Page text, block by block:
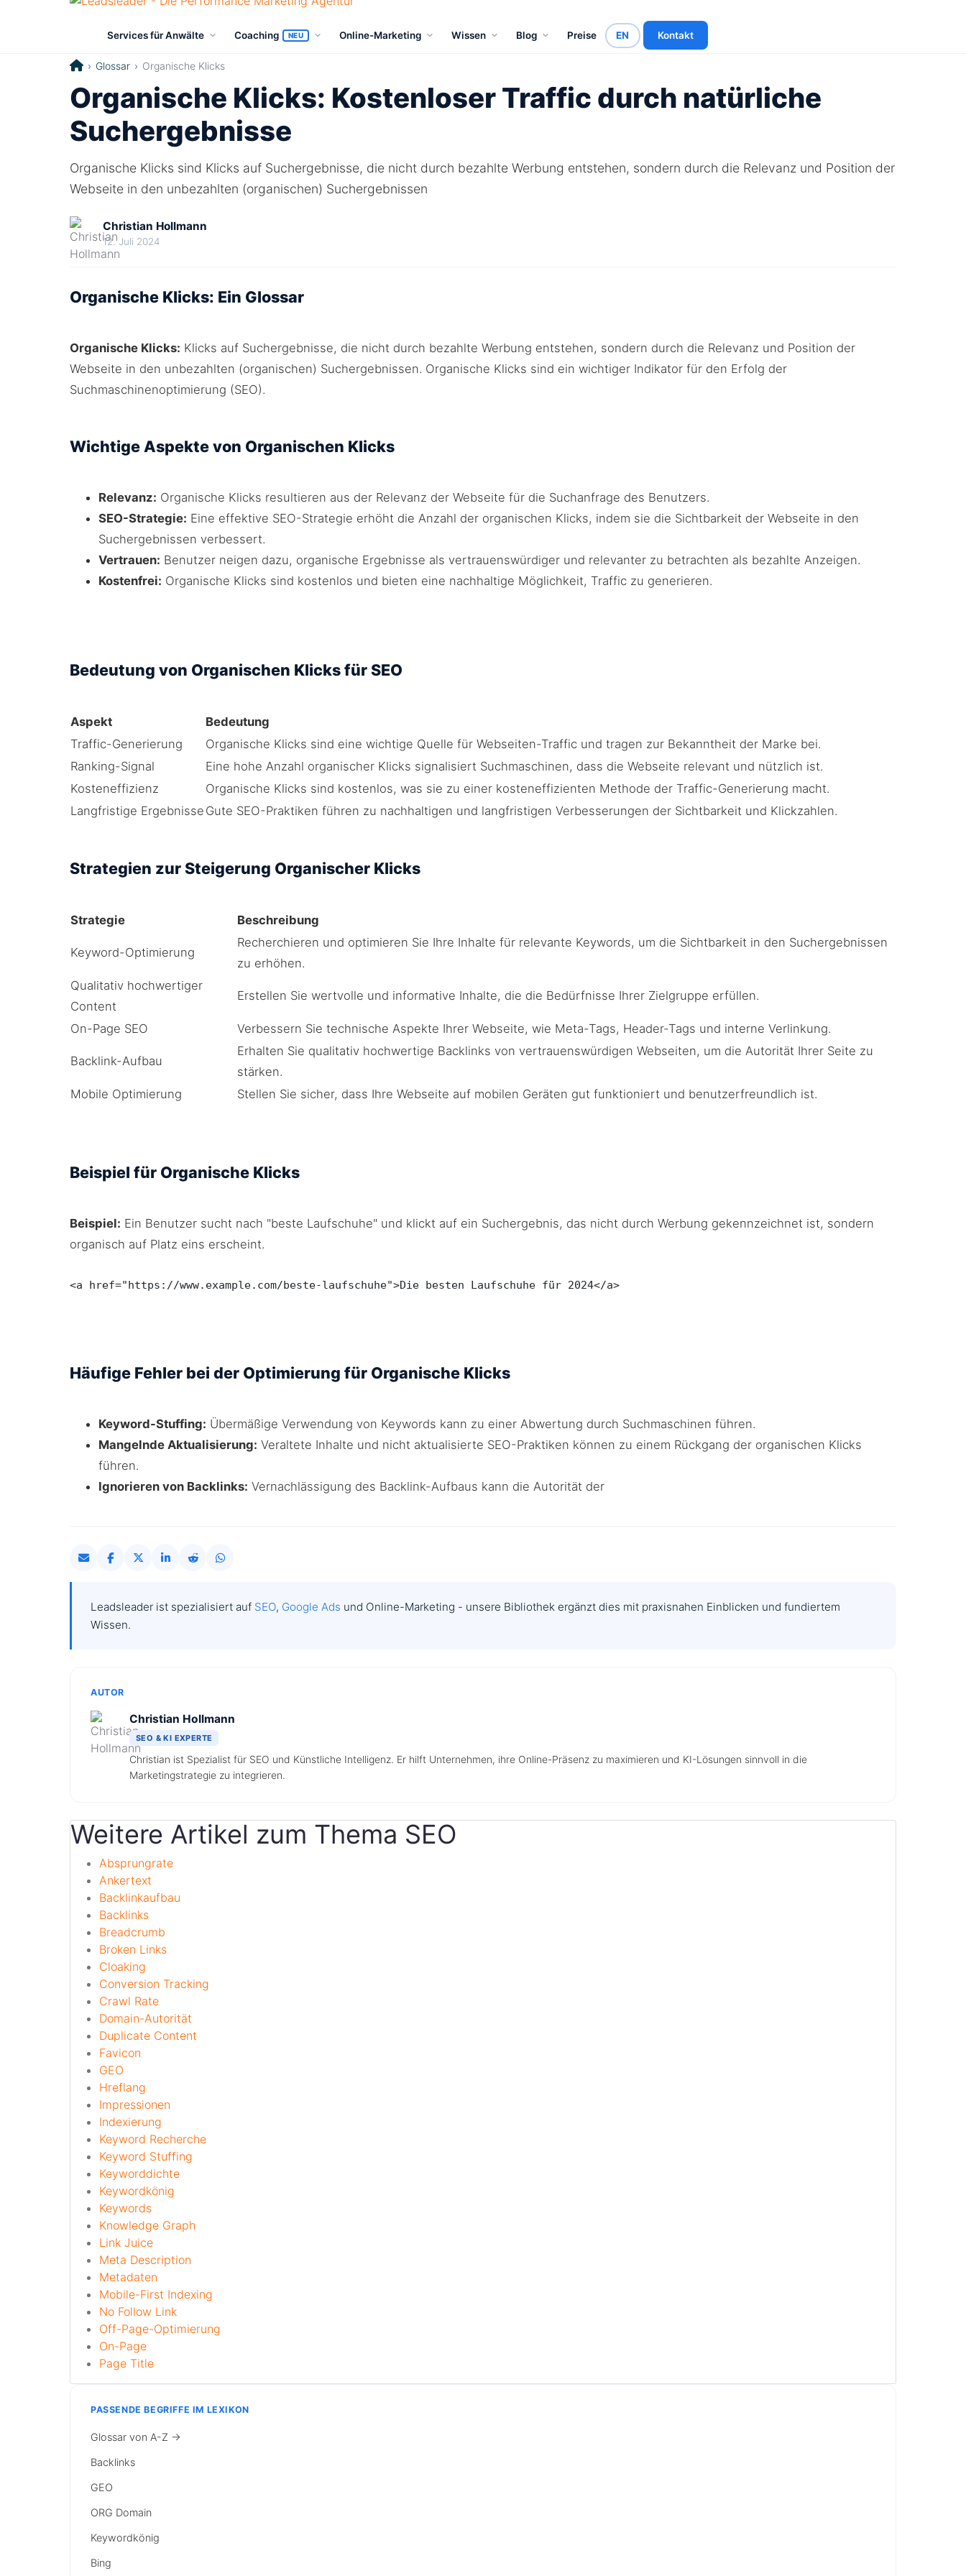
Services für Anwälte Coaching NEU Online-Marketing Wissen Blog Preise EN Kontakt
Glossar Organische Klicks
Organische Klicks: Kostenloser Traffic durch natürliche
Suchergebnisse
Organische Klicks sind Klicks auf Suchergebnisse, die nicht durch bezahlte Werbung entstehen, sondern durch die Relevanz und Position der
Webseite in den unbezahlten (organischen) Suchergebnissen
Christian Hollmann
12. Juli 2024
Organische Klicks: Ein Glossar
Organische Klicks: Klicks auf Suchergebnisse, die nicht durch bezahlte Werbung entstehen, sondern durch die Relevanz und Position der
Webseite in den unbezahlten (organischen) Suchergebnissen. Organische Klicks sind ein wichtiger Indikator für den Erfolg der
Suchmaschinenoptimierung (SEO).
Wichtige Aspekte von Organischen Klicks
Relevanz: Organische Klicks resultieren aus der Relevanz der Webseite für die Suchanfrage des Benutzers.
SEO-Strategie: Eine effektive SEO-Strategie erhöht die Anzahl der organischen Klicks, indem sie die Sichtbarkeit der Webseite in den
Suchergebnissen verbessert.
Vertrauen: Benutzer neigen dazu, organische Ergebnisse als vertrauenswürdiger und relevanter zu betrachten als bezahlte Anzeigen.
Kostenfrei: Organische Klicks sind kostenlos und bieten eine nachhaltige Möglichkeit, Traffic zu generieren.
Bedeutung von Organischen Klicks für SEO
Aspekt
Bedeutung
Traffic-Generierung
Organische Klicks sind eine wichtige Quelle für Webseiten-Traffic und tragen zur Bekanntheit der Marke bei.
Ranking-Signal
Eine hohe Anzahl organischer Klicks signalisiert Suchmaschinen, dass die Webseite relevant und nützlich ist.
Kosteneffizienz
Organische Klicks sind kostenlos, was sie zu einer kosteneffizienten Methode der Traffic-Generierung macht.
Langfristige Ergebnisse Gute SEO-Praktiken führen zu nachhaltigen und langfristigen Verbesserungen der Sichtbarkeit und Klickzahlen.
Strategien zur Steigerung Organischer Klicks
Strategie Beschreibung
Keyword-Optimierung
Recherchieren und optimieren Sie Ihre Inhalte für relevante Keywords, um die Sichtbarkeit in den Suchergebnissen
zu erhöhen.
Qualitativ hochwertiger
Content
Erstellen Sie wertvolle und informative Inhalte, die die Bedürfnisse Ihrer Zielgruppe erfüllen.
On-Page SEO Verbessern Sie technische Aspekte Ihrer Webseite, wie Meta-Tags, Header-Tags und interne Verlinkung.
Backlink-Aufbau
Erhalten Sie qualitativ hochwertige Backlinks von vertrauenswürdigen Webseiten, um die Autorität Ihrer Seite zu
stärken.
Mobile Optimierung
Stellen Sie sicher, dass Ihre Webseite auf mobilen Geräten gut funktioniert und benutzerfreundlich ist.
Beispiel für Organische Klicks
Beispiel: Ein Benutzer sucht nach "beste Laufschuhe" und klickt auf ein Suchergebnis, das nicht durch Werbung gekennzeichnet ist, sondern
organisch auf Platz eins erscheint.
Häufige Fehler bei der Optimierung für Organische Klicks
Keyword-Stuffing: Übermäßige Verwendung von Keywords kann zu einer Abwertung durch Suchmaschinen führen.
Mangelnde Aktualisierung: Veraltete Inhalte und nicht aktualisierte SEO-Praktiken können zu einem Rückgang der organischen Klicks
führen.
Ignorieren von Backlinks: Vernachlässigung des Backlink-Aufbaus kann die Autorität der
Leadsleader ist spezialisiert auf SEO, Google Ads und Online-Marketing - unsere Bibliothek ergänzt dies mit praxisnahen Einblicken und fundiertem
Wissen.
AUTOR
Christian Hollmann
SEO & KI EXPERTE
Christian ist Spezialist für SEO und Künstliche Intelligenz. Er hilft Unternehmen, ihre Online-Präsenz zu maximieren und KI-Lösungen sinnvoll in die
Marketingstrategie zu integrieren.
Weitere Artikel zum Thema SEO
Absprungrate
Ankertext
Backlinkaufbau
Backlinks
Breadcrumb
Broken Links
Cloaking
Conversion Tracking
Crawl Rate
Domain-Autorität
Duplicate Content
Favicon
GEO
Hreflang
Impressionen
Indexierung
Keyword Recherche
Keyword Stuffing
Keyworddichte
Keywordkönig
Keywords
Knowledge Graph
Link Juice
Meta Description
Metadaten
Mobile-First Indexing
No Follow Link
Off-Page-Optimierung
On-Page
Page Title
PASSENDE BEGRIFFE IM LEXIKON
Glossar von A-Z →
Backlinks
GEO
ORG Domain
Keywordkönig
Bing